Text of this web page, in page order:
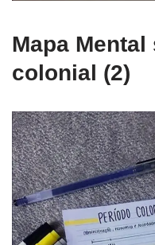
Mapa
colonial (2)